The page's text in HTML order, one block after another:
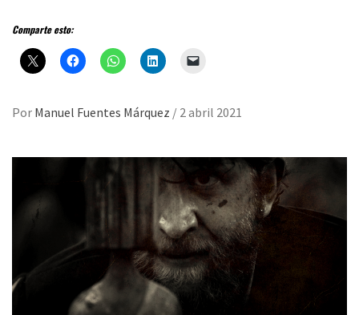
Comparte esto:
Por Manuel Fuentes Márquez / 2 abril 2021